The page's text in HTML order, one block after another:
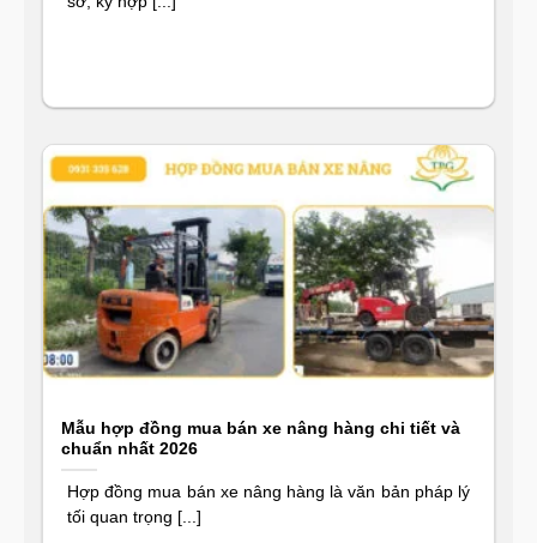
Mẫu hợp đồng mua bán xe nâng hàng chi tiết và
chuẩn nhất 2026
Hợp đồng mua bán xe nâng hàng là văn bản pháp lý
tối quan trọng [...]